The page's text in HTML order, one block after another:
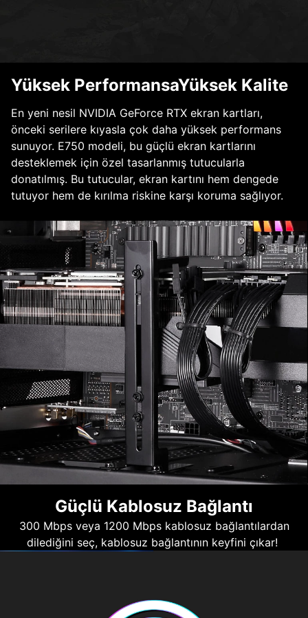
Yüksek PerformansaYüksek Kalite
En yeni nesil NVIDIA GeForce RTX ekran kartları,
önceki serilere kıyasla çok daha yüksek performans
sunuyor. E750 modeli, bu güçlü ekran kartlarını
desteklemek için özel tasarlanmış tutucularla
donatılmış. Bu tutucular, ekran kartını hem dengede
tutuyor hem de kırılma riskine karşı koruma sağlıyor.
Güçlü Kablosuz Bağlantı
300 Mbps veya 1200 Mbps kablosuz bağlantılardan
dilediğini seç, kablosuz bağlantının keyfini çıkar!